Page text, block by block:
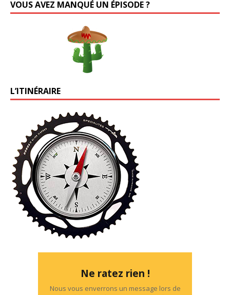
VOUS AVEZ MANQUÉ UN ÉPISODE ?
L’ITINÉRAIRE
Ne ratez rien !
Nous vous enverrons un message lors de